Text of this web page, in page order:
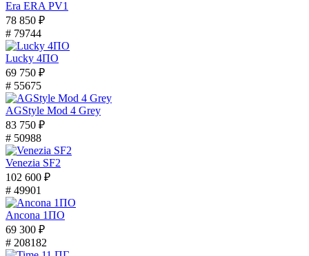
Era ERA PV1
78 850 ₽
# 79744
Lucky 4ПО
69 750 ₽
# 55675
AGStyle Mod 4 Grey
83 750 ₽
# 50988
Venezia SF2
102 600 ₽
# 49901
Ancona 1ПО
69 300 ₽
# 208182